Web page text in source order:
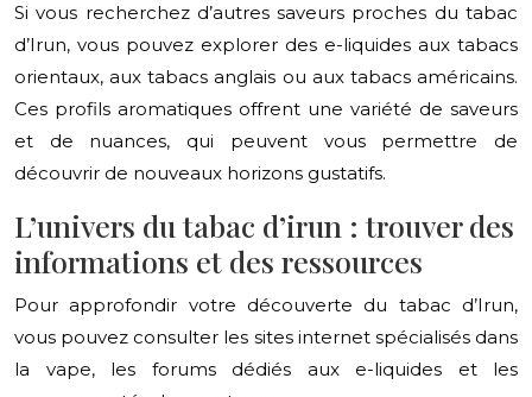
Si vous recherchez d’autres saveurs proches du tabac
d’Irun, vous pouvez explorer des e-liquides aux tabacs
orientaux, aux tabacs anglais ou aux tabacs américains.
Ces profils aromatiques offrent une variété de saveurs
et de nuances, qui peuvent vous permettre de
découvrir de nouveaux horizons gustatifs.
L’univers du tabac d’irun : trouver des
informations et des ressources
Pour approfondir votre découverte du tabac d’Irun,
vous pouvez consulter les sites internet spécialisés dans
la vape, les forums dédiés aux e-liquides et les